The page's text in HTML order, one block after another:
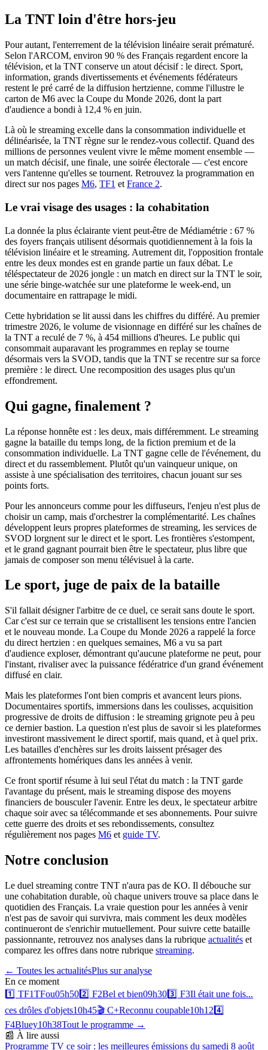
La TNT loin d'être hors-jeu
Pour autant, l'enterrement de la télévision linéaire serait prématuré.
Selon l'ARCOM, environ 90 % des Français regardent encore la
télévision, et la TNT conserve un atout décisif : le direct. Sport,
information, grands divertissements et événements fédérateurs
restent le pré carré de la diffusion hertzienne, comme l'illustre le
carton de M6 avec la Coupe du Monde 2026, dont la part
d'audience a bondi à 12,4 % en juin.
Là où le streaming excelle dans la consommation individuelle et
délinéarisée, la TNT règne sur le rendez-vous collectif. Quand des
millions de personnes veulent vivre le même moment ensemble —
un match décisif, une finale, une soirée électorale — c'est encore
vers l'antenne qu'elles se tournent. Retrouvez la programmation en
direct sur nos pages M6, TF1 et France 2.
Le vrai visage des usages : la cohabitation
La donnée la plus éclairante vient peut-être de Médiamétrie : 67 %
des foyers français utilisent désormais quotidiennement à la fois la
télévision linéaire et le streaming. Autrement dit, l'opposition frontale
entre les deux mondes est en grande partie un faux débat. Le
téléspectateur de 2026 jongle : un match en direct sur la TNT le soir,
une série binge-watchée sur une plateforme le week-end, un
documentaire en rattrapage le midi.
Cette hybridation se lit aussi dans les chiffres du différé. Au premier
trimestre 2026, le volume de visionnage en différé sur les chaînes de
la TNT a reculé de 7 %, à 454 millions d'heures. Le public qui
consommait auparavant les programmes en replay se tourne
désormais vers la SVOD, tandis que la TNT se recentre sur sa force
première : le direct. Une recomposition des usages plus qu'un
effondrement.
Qui gagne, finalement ?
La réponse honnête est : les deux, mais différemment. Le streaming
gagne la bataille du temps long, de la fiction premium et de la
consommation individuelle. La TNT gagne celle de l'événement, du
direct et du rassemblement. Plutôt qu'un vainqueur unique, on
assiste à une spécialisation des territoires, chacun jouant sur ses
points forts.
Pour les annonceurs comme pour les diffuseurs, l'enjeu n'est plus de
choisir un camp, mais d'orchestrer la complémentarité. Les chaînes
développent leurs propres plateformes de streaming, les services de
SVOD lorgnent sur le direct et le sport. Les frontières s'estompent,
et le grand gagnant pourrait bien être le spectateur, plus libre que
jamais de composer son menu télévisuel à la carte.
Le sport, juge de paix de la bataille
S'il fallait désigner l'arbitre de ce duel, ce serait sans doute le sport.
Car c'est sur ce terrain que se cristallisent les tensions entre l'ancien
et le nouveau monde. La Coupe du Monde 2026 a rappelé la force
du direct hertzien : en quelques semaines, M6 a vu sa part
d'audience exploser, démontrant qu'aucune plateforme ne peut, pour
l'instant, rivaliser avec la puissance fédératrice d'un grand événement
diffusé en clair.
Mais les plateformes l'ont bien compris et avancent leurs pions.
Documentaires sportifs, immersions dans les coulisses, acquisition
progressive de droits de diffusion : le streaming grignote peu à peu
ce dernier bastion. La question n'est plus de savoir si les plateformes
investiront massivement le direct sportif, mais quand, et à quel prix.
Les batailles d'enchères sur les droits laissent présager des
affrontements homériques dans les années à venir.
Ce front sportif résume à lui seul l'état du match : la TNT garde
l'avantage du présent, mais le streaming dispose des moyens
financiers de bousculer l'avenir. Entre les deux, le spectateur arbitre
chaque soir avec sa télécommande et ses abonnements. Pour suivre
cette guerre des droits et ses rebondissements, consultez
régulièrement nos pages M6 et guide TV.
Notre conclusion
Le duel streaming contre TNT n'aura pas de KO. Il débouche sur
une cohabitation durable, où chaque univers trouve sa place dans le
quotidien des Français. La vraie question pour les années à venir
n'est pas de savoir qui survivra, mais comment les deux modèles
continueront de s'enrichir mutuellement. Pour suivre cette bataille
passionnante, retrouvez nos analyses dans la rubrique actualités et
comparez les offres dans notre rubrique streaming.
← Toutes les actualitésPlus suranalyse
En ce moment
1️⃣ TF1TFou05h502️⃣ F2Bel et bien09h303️⃣ F3Il était une fois...
ces drôles d'objets10h45🎬 C+Reconnu coupable10h12 4️⃣
F4Bluey10h38Tout le programme →
📰 À lire aussi
Programme TV ce soir : les meilleures émissions du samedi 8 août